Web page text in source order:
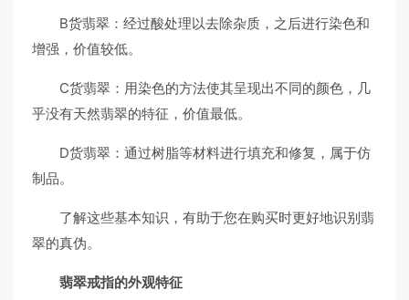
B货翡翠：经过酸处理以去除杂质，之后进行染色和
增强，价值较低。
C货翡翠：用染色的方法使其呈现出不同的颜色，几
乎没有天然翡翠的特征，价值最低。
D货翡翠：通过树脂等材料进行填充和修复，属于仿
制品。
了解这些基本知识，有助于您在购买时更好地识别翡
翠的真伪。
翡翠戒指的外观特征